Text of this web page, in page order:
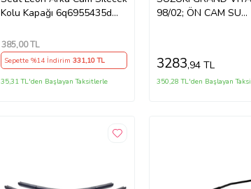
Kolu Kapağı 6q6955435d
Araçlara Uyumlu
385,00 TL
Sepette %14 İndirim 331,10 TL
35,31 TL'den Başlayan Taksitlerle
98/02; ÖN CAM SU
60P02 532-2978
3283,94 TL
350,28 TL'den Başlayan